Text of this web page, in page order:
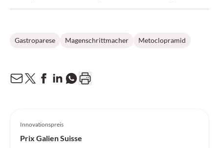
Gastroparese Magenschrittmacher Metoclopramid
Innovationspreis
Prix Galien Suisse